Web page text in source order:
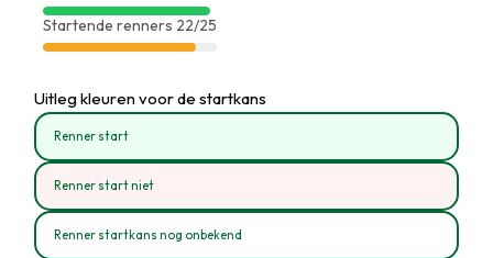
Startende renners 22/25
Uitleg kleuren voor de startkans
Renner start
Renner start niet
Renner startkans nog onbekend